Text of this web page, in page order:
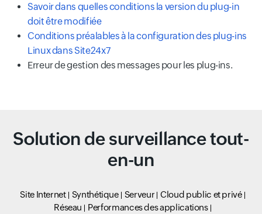
Savoir dans quelles conditions la version du plug-in
doit être modifiée
Conditions préalables à la configuration des plug-ins
Linux dans Site24x7
Erreur de gestion des messages pour les plug-ins.
Solution de surveillance tout-
en-un
Site Internet Synthétique Serveur
Cloud public et privé
Réseau
Performances des applications